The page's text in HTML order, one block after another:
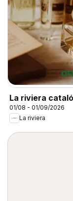
La riviera
01/08 - 01/09/2026
La riviera